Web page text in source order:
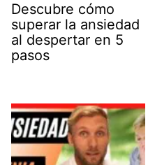
Descubre cómo
superar la ansiedad
al despertar en 5
pasos